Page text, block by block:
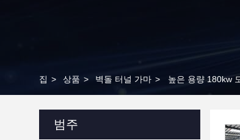
집 > 상품 > 벽돌 터널 가마 > 높은 용량 180kw
범주